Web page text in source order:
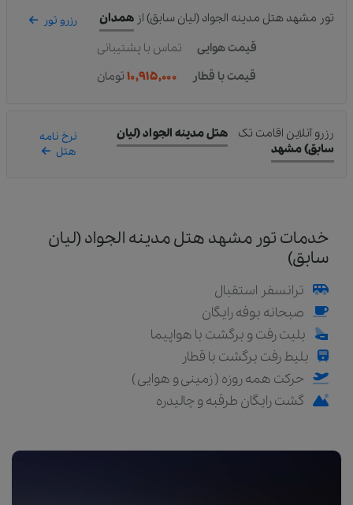
خدمات تور مشهد هتل مدینه الجواد (لیان
سابق)
ترانسفر استقبال
صبحانه بوفه رایگان
بلیت رفت و برگشت با هواپیما
بلیط رفت برگشت با قطار
حرکت همه روزه ( زمینی و هوایی )
گشت رایگان طرقبه و چالیدره
تور مشهد هتل مدینه الجواد (لیان سابق) از همدان رزرو تور
قیمت هوایی
تماس با پشتیبانی
قیمت با قطار
۱۰,۹۱۵,۰۰۰ تومان
رزرو آنلاین اقامت تک
هتل مدینه الجواد (لیان
سابق) مشهد
نرخ نامه
هتل